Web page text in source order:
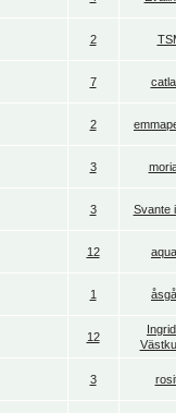
2
7
2
3
3 Svante
12
1
12
3